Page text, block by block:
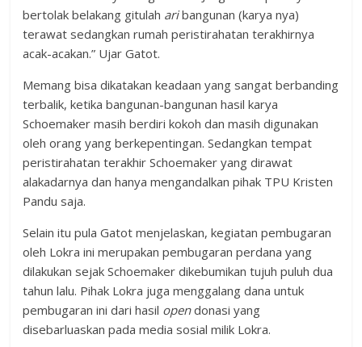
bertolak belakang gitulah aribangunan (karya nya)
terawat sedangkan rumah peristirahatan terakhirnya
acak-acakan.” Ujar Gatot.
Memang bisa dikatakan keadaan yang sangat berbanding
terbalik, ketika bangunan-bangunan hasil karya
Schoemaker masih berdiri kokoh dan masih digunakan
oleh orang yang berkepentingan. Sedangkan tempat
peristirahatan terakhir Schoemaker yang dirawat
alakadarnya dan hanya mengandalkan pihak TPU Kristen
Pandu saja.
Selain itu pula Gatot menjelaskan, kegiatan pembugaran
oleh Lokra ini merupakan pembugaran perdana yang
dilakukan sejak Schoemaker dikebumikan tujuh puluh dua
tahun lalu. Pihak Lokra juga menggalang dana untuk
pembugaran ini dari hasil opendonasi yang
disebarluaskan pada media sosial milik Lokra.